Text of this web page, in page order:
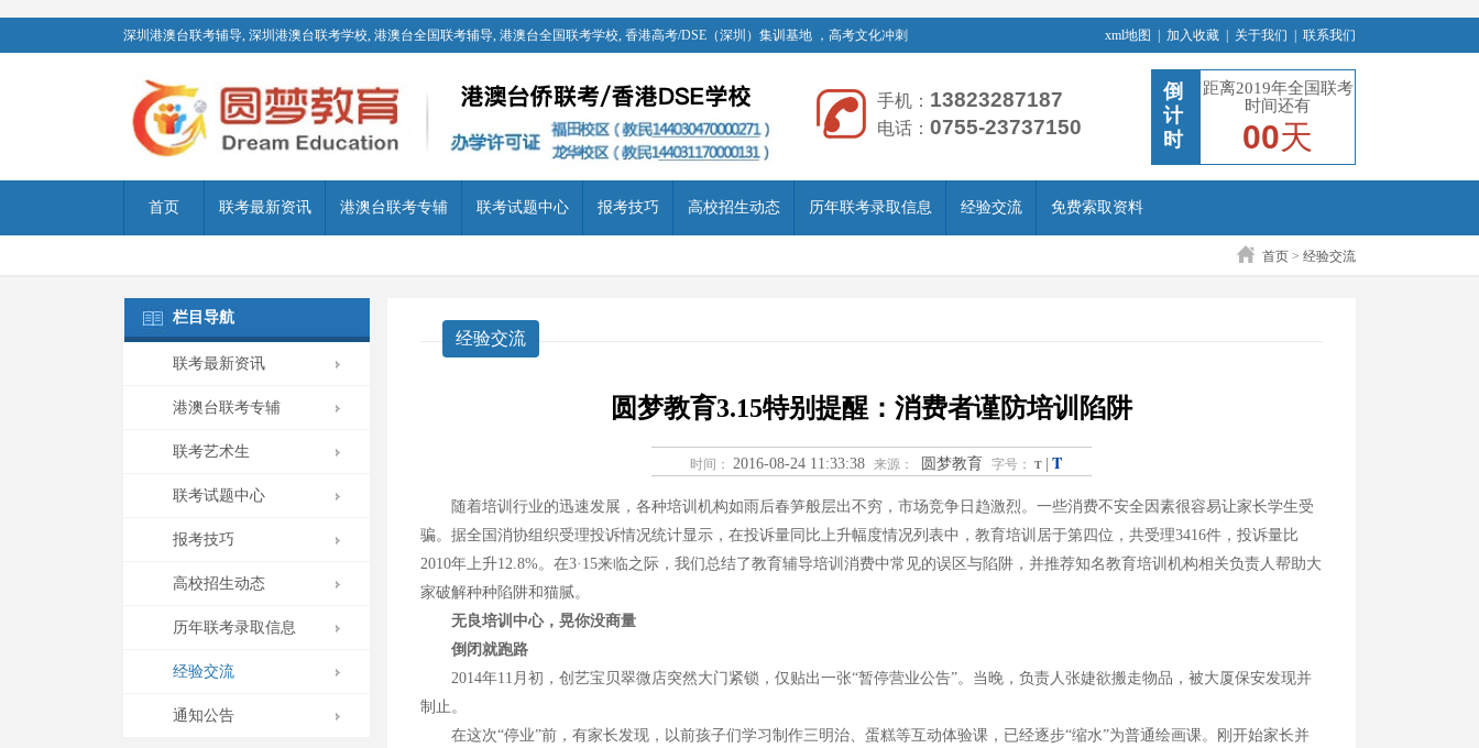
深圳港澳台联考辅导, 深圳港澳台联考学校, 港澳台全国联考辅导, 港澳台全国联考学校, 香港高考/DSE（深圳）集训基地 ，高考文化冲刺 xml地图 加入收藏 关于我们 联系我们
手机： 13823287187
电话： 0755-23737150
倒
计
时
距离2019年全国联考
时间还有
00天
首页 联考最新资讯 港澳台联考专辅 联考试题中心 报考技巧 高校招生动态 历年联考录取信息 经验交流 免费索取资料
首页 > 经验交流
栏目导航
联考最新资讯
港澳台联考专辅
联考艺术生
联考试题中心
报考技巧
高校招生动态
历年联考录取信息
经验交流
通知公告
经验交流
圆梦教育3.15特别提醒：消费者谨防培训陷阱
时间： 2016-08-24 11:33:38 来源： 圆梦教育 字号： T T
随着培训行业的迅速发展，各种培训机构如雨后春笋般层出不穷，市场竞争日趋激烈。一些消费不安全因素很容易让家长学生受
骗。据全国消协组织受理投诉情况统计显示，在投诉量同比上升幅度情况列表中，教育培训居于第四位，共受理3416件，投诉量比
2010年上升12.8%。在3·15来临之际，我们总结了教育辅导培训消费中常见的误区与陷阱，并推荐知名教育培训机构相关负责人帮助大
家破解种种陷阱和猫腻。
无良培训中心，晃你没商量
倒闭就跑路
2014年11月初，创艺宝贝翠微店突然大门紧锁，仅贴出一张“暂停营业公告”。当晚，负责人张婕欲搬走物品，被大厦保安发现并
制止。
在这次“停业”前，有家长发现，以前孩子们学习制作三明治、蛋糕等互动体验课，已经逐步“缩水”为普通绘画课。刚开始家长并